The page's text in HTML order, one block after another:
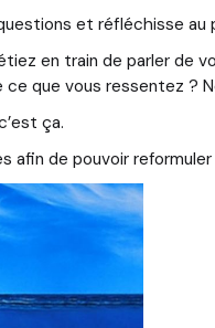
et réfléchisse au
en train de parler de
que vous ressentez ?
ça.
afin de pouvoir